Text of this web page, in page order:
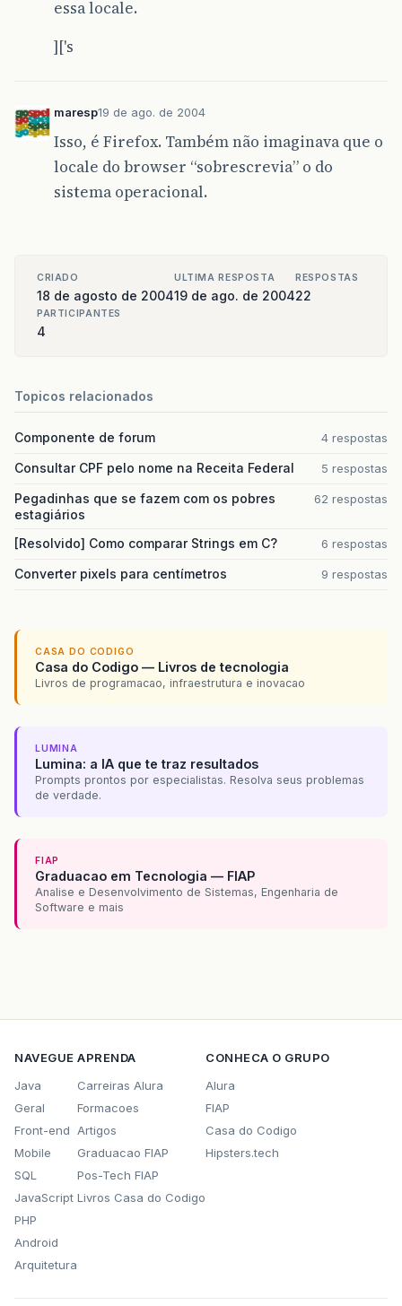
essa locale.
]['s
maresp19 de ago. de 2004
Isso, é Firefox. Também não imaginava que o
locale do browser “sobrescrevia” o do
sistema operacional.
CRIADO
18 de agosto de 2004
ULTIMA RESPOSTA
19 de ago. de 2004
RESPOSTAS
22
PARTICIPANTES
4
Topicos relacionados
Componente de forum 4 respostas
Consultar CPF pelo nome na Receita Federal 5 respostas
Pegadinhas que se fazem com os pobres
estagiários
62 respostas
[Resolvido] Como comparar Strings em C? 6 respostas
Converter pixels para centímetros 9 respostas
CASA DO CODIGO
Casa do Codigo — Livros de tecnologia
Livros de programacao, infraestrutura e inovacao
LUMINA
Lumina: a IA que te traz resultados
Prompts prontos por especialistas. Resolva seus problemas
de verdade.
FIAP
Graduacao em Tecnologia — FIAP
Analise e Desenvolvimento de Sistemas, Engenharia de
Software e mais
NAVEGUE
Java
Geral
Front-end
Mobile
SQL
JavaScript
PHP
Android
Arquitetura
APRENDA
Carreiras Alura
Formacoes
Artigos
Graduacao FIAP
Pos-Tech FIAP
Livros Casa do Codigo
CONHECA O GRUPO
Alura
FIAP
Casa do Codigo
Hipsters.tech